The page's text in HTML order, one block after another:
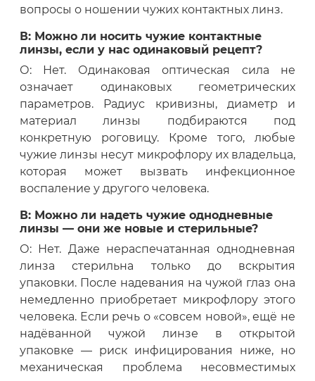
вопросы о ношении чужих контактных линз.
В: Можно ли носить чужие контактные
линзы, если у нас одинаковый рецепт?
О: Нет. Одинаковая оптическая сила не
означает одинаковых геометрических
параметров. Радиус кривизны, диаметр и
материал линзы подбираются под
конкретную роговицу. Кроме того, любые
чужие линзы несут микрофлору их владельца,
которая может вызвать инфекционное
воспаление у другого человека.
В: Можно ли надеть чужие однодневные
линзы — они же новые и стерильные?
О: Нет. Даже нераспечатанная однодневная
линза стерильна только до вскрытия
упаковки. После надевания на чужой глаз она
немедленно приобретает микрофлору этого
человека. Если речь о «совсем новой», ещё не
надёванной чужой линзе в открытой
упаковке — риск инфицирования ниже, но
механическая проблема несовместимых